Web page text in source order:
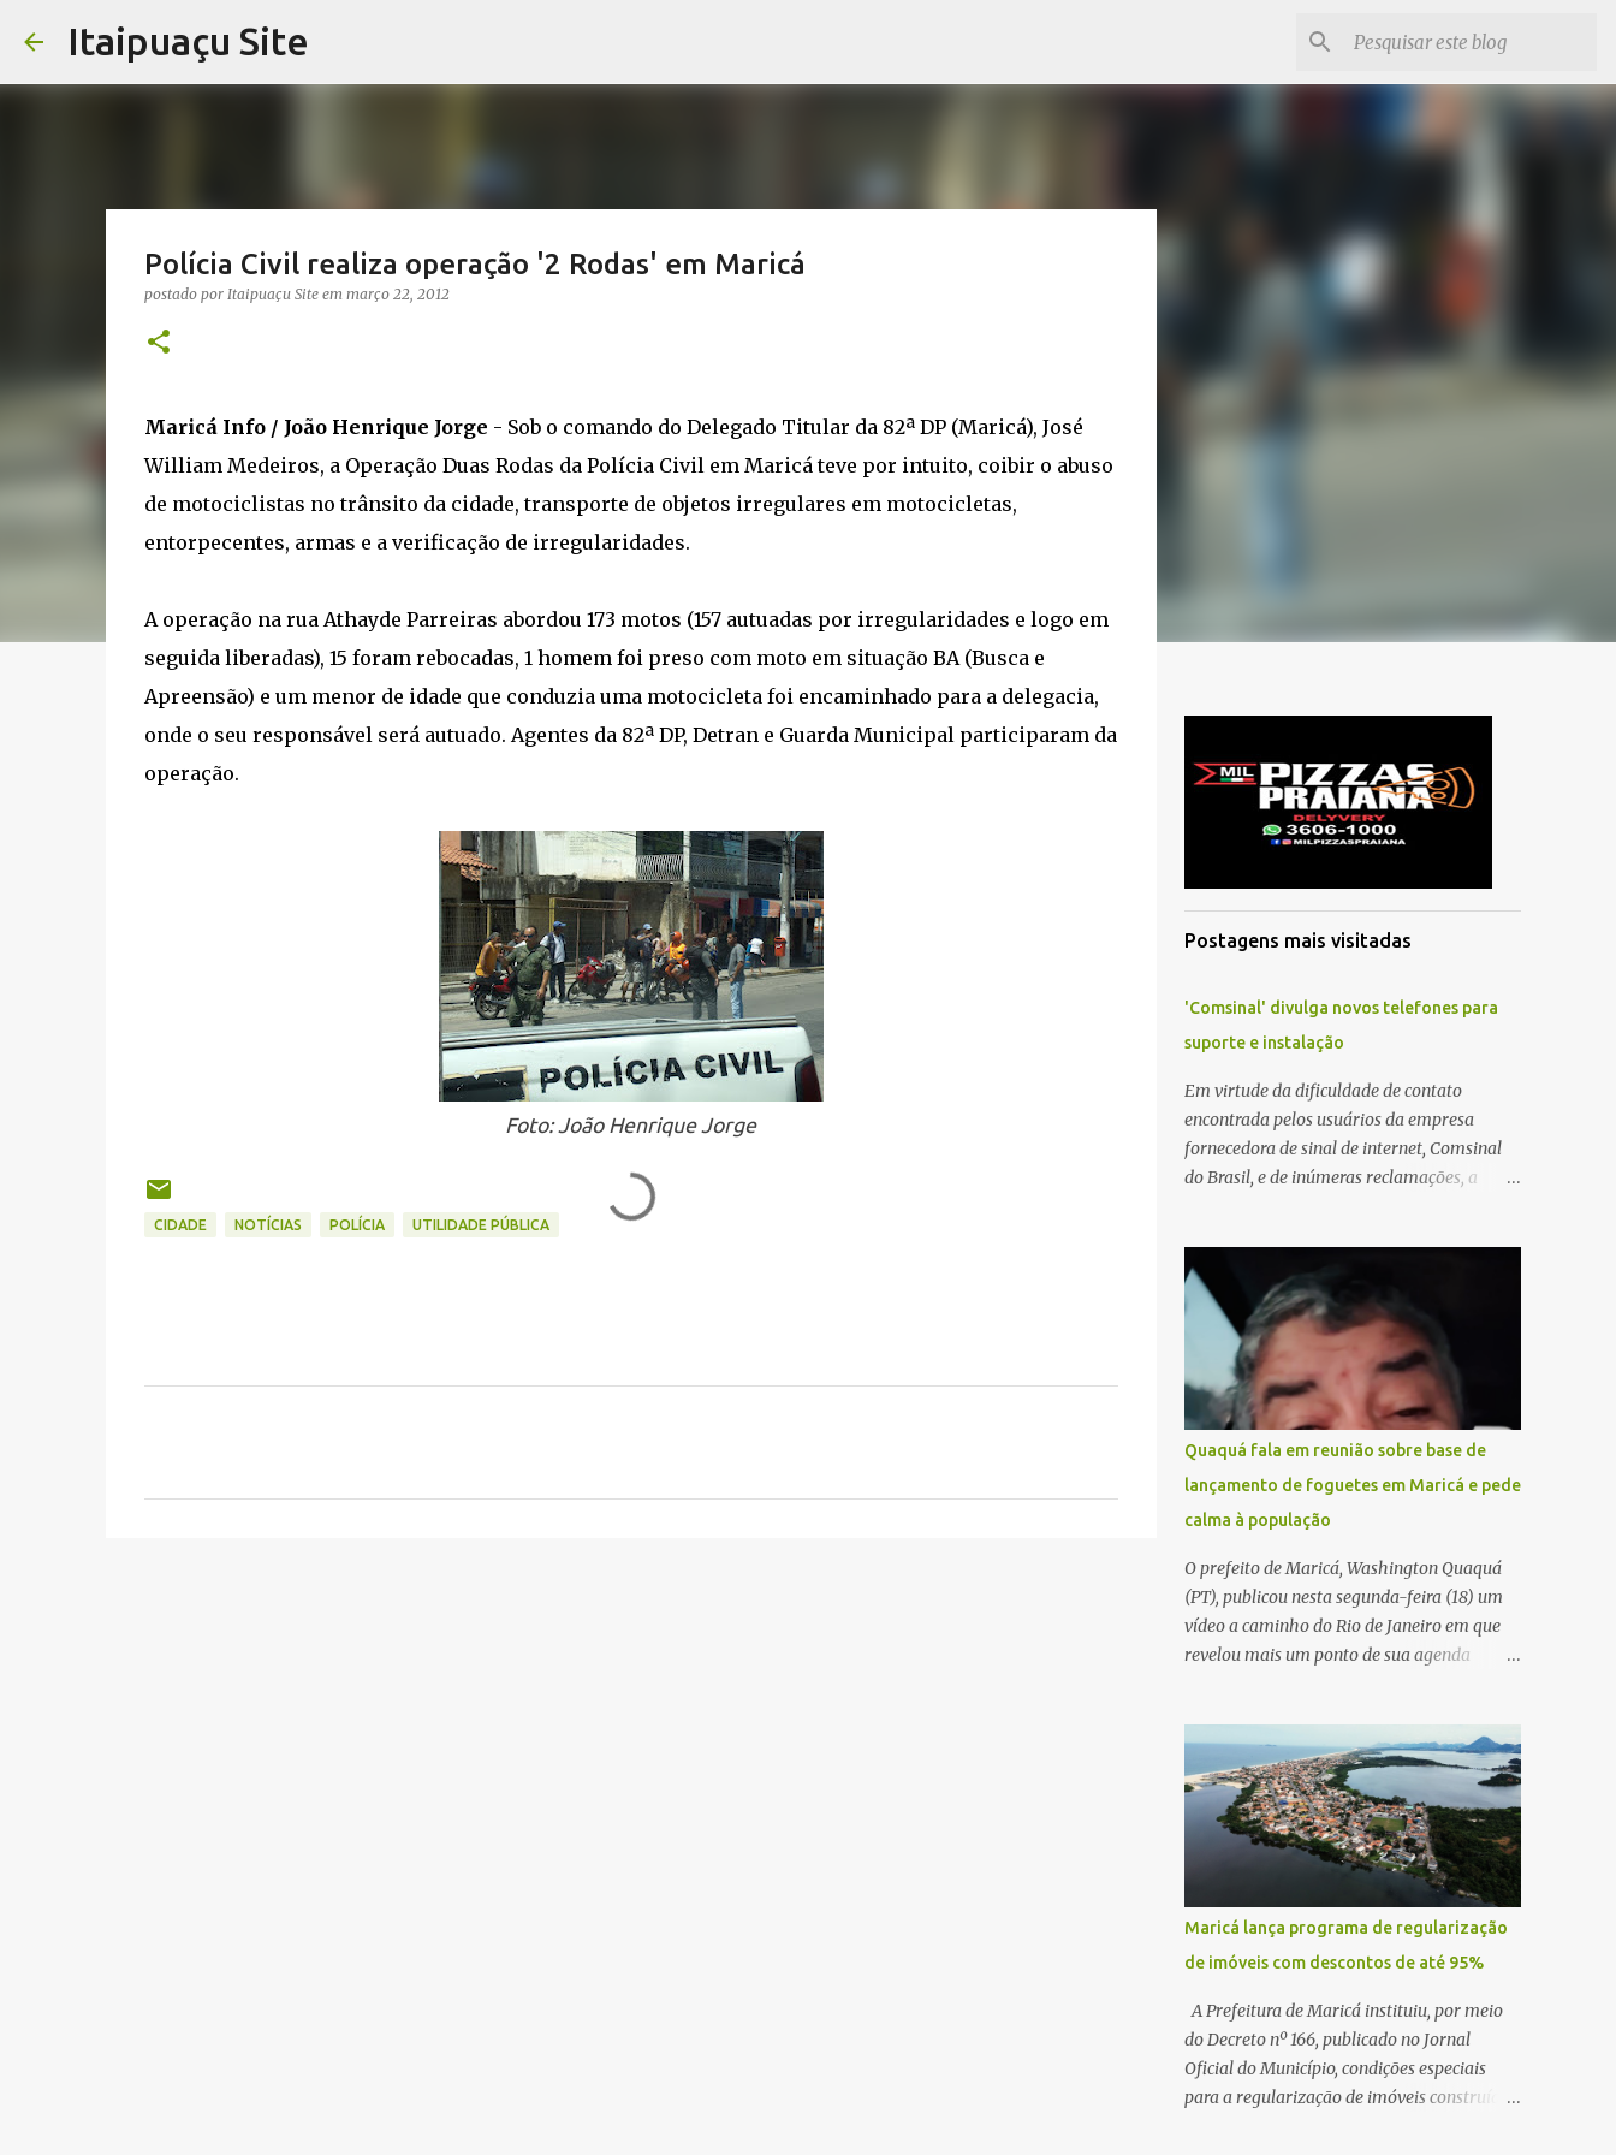
Itaipuaçu Site
Polícia Civil realiza operação '2 Rodas' em Maricá
postado por Itaipuaçu Site em março 22, 2012
Maricá Info / João Henrique Jorge - Sob o comando do Delegado Titular da 82ª DP (Maricá), José
William Medeiros, a Operação Duas Rodas da Polícia Civil em Maricá teve por intuito, coibir o abuso
de motociclistas no trânsito da cidade, transporte de objetos irregulares em motocicletas,
entorpecentes, armas e a verificação de irregularidades.
A operação na rua Athayde Parreiras abordou 173 motos (157 autuadas por irregularidades e logo em
seguida liberadas), 15 foram rebocadas, 1 homem foi preso com moto em situação BA (Busca e
Apreensão) e um menor de idade que conduzia uma motocicleta foi encaminhado para a delegacia,
onde o seu responsável será autuado. Agentes da 82ª DP, Detran e Guarda Municipal participaram da
operação.
Foto: João Henrique Jorge
CIDADE NOTÍCIAS POLÍCIA UTILIDADE PÚBLICA
Postagens mais visitadas
'Comsinal' divulga novos telefones para
suporte e instalação
Em virtude da dificuldade de contato
encontrada pelos usuários da empresa
fornecedora de sinal de internet, Comsinal
do Brasil, e de inúmeras reclamações, a
suporte técnico. Confira, a seguir: 2623-
5858, 2623-9006 e 26235651
Quaquá fala em reunião sobre base de
lançamento de foguetes em Maricá e pede
calma à população
O prefeito de Maricá, Washington Quaquá
(PT), publicou nesta segunda-feira (18) um
vídeo a caminho do Rio de Janeiro em que
revelou mais um ponto de sua agenda
pessoal, para tratar da possibilidade de
construir no município uma base e centro de
lançamento de foguetes e satélites. A
declaração chamou atenção pela ousadia do
projeto, que colocaria Maricá em um novo
patamar de visibilidade tecnológica e
estratégica. Segundo Quaquá, a conversa
será o início de um debate maior sobre a
viabilidade dessa estrutura na cidade.
Durante o vídeo, o prefeito também
respondeu às críticas que vem recebendo.
Segundo ele, muitas pessoas estão dizendo
que promete muito, mas não estaria
Maricá lança programa de regularização
de imóveis com descontos de até 95%
A Prefeitura de Maricá instituiu, por meio
do Decreto nº 166, publicado no Jornal
Oficial do Município, condições especiais
para a regularização de imóveis construídos